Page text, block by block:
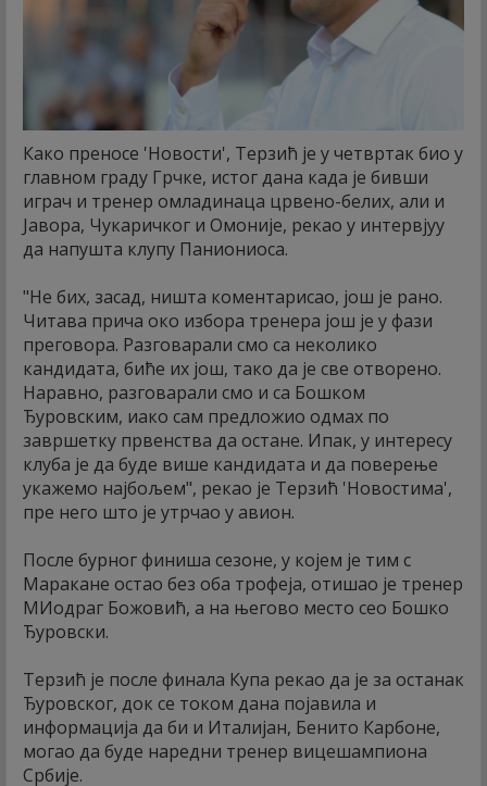
Како преносе 'Новости', Терзић је у четвртак био у
главном граду Грчке, истог дана када је бивши
играч и тренер омладинаца црвено-белих, али и
Јавора, Чукаричког и Омоније, рекао у интервјуу
да напушта клупу Паниониоса.
"Не бих, засад, ништа коментарисао, још је рано.
Читава прича око избора тренера још је у фази
преговора. Разговарали смо са неколико
кандидата, биће их још, тако да је све отворено.
Наравно, разговарали смо и са Бошком
Ђуровским, иако сам предложио одмах по
завршетку првенства да остане. Ипак, у интересу
клуба је да буде више кандидата и да поверење
укажемо најбољем", рекао је Терзић 'Новостима',
пре него што је утрчао у авион.
После бурног финиша сезоне, у којем је тим с
Маракане остао без оба трофеја, отишао је тренер
МИодраг Божовић, а на његово место сео Бошко
Ђуровски.
Терзић је после финала Купа рекао да је за останак
Ђуровског, док се током дана појавила и
информација да би и Италијан, Бенито Карбоне,
могао да буде наредни тренер вицешампиона
Србије.